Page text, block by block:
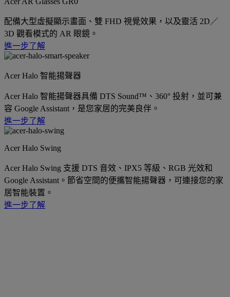
配備大型虛擬顯示畫面、雙 FHD 視覺效果，以及靈活 2D／
3D 觀看模式的 AR 眼鏡。
進一步了解
Acer Halo 智能揚聲器
Acer Halo 智能揚聲器具備 DTS Sound™、360° 投射，並可兼
容 Google Assistant，是您家居的完美良伴。
進一步了解
Acer Halo Swing
Acer Halo Swing 支援 DTS 音效、IPX5 等級、RGB 光效和
Google Assistant。節省空間的便攜智能揚聲器，可連接您的家
居智能裝置。
進一步了解